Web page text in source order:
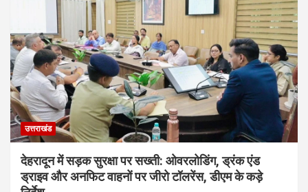
उत्तराखंड
देहरादून में सड़क सुरक्षा पर सख्ती: ओवरलोडिंग, ड्रंक एंड
ड्राइव और अनफिट वाहनों पर जीरो टॉलरेंस, डीएम के कड़े